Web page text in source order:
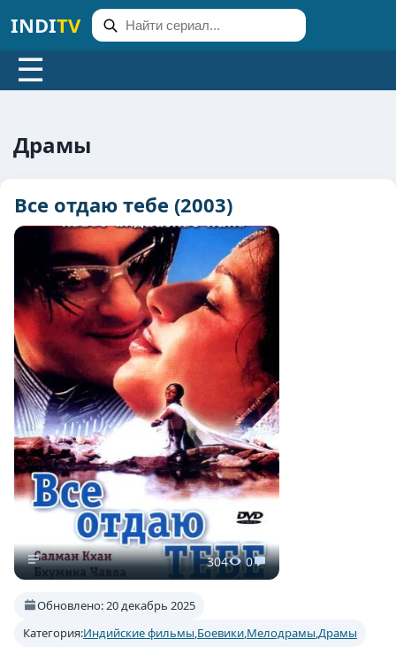
INDITV
☰
Драмы
Все отдаю тебе (2003)
304 0
Обновлено: 20 декабрь 2025
Категория:Индийские фильмы,Боевики,Мелодрамы,Драмы